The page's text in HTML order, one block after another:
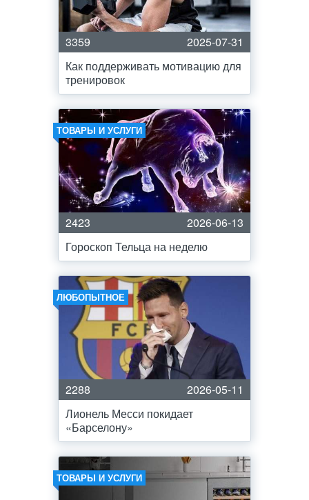
3359
2025-07-31
Как поддерживать мотивацию для
тренировок
ТОВАРЫ И УСЛУГИ
2423
2026-06-13
Гороскоп Тельца на неделю
ЛЮБОПЫТНОЕ
2288
2026-05-11
Лионель Месси покидает
«Барселону»
ТОВАРЫ И УСЛУГИ